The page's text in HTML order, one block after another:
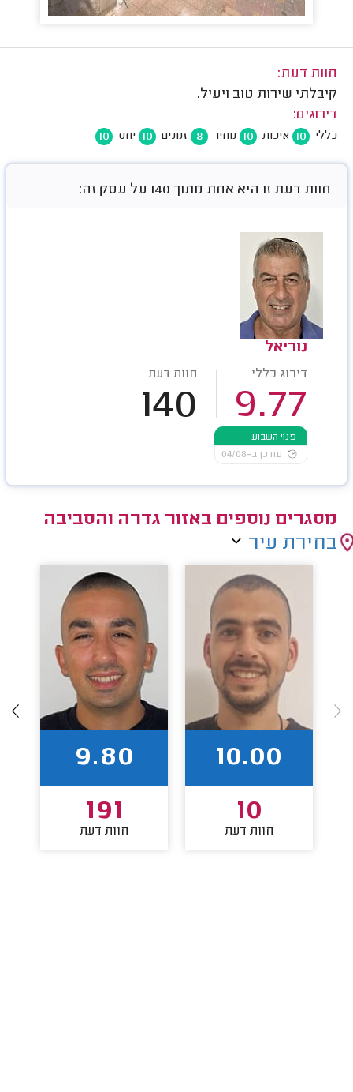
חוות דעת:
קיבלתי שירות טוב ויעיל.
דירוגים:
כללי 10 איכות 10 מחיר 8 זמנים 10 יחס 10
חוות דעת זו היא אחת מתוך 140 על עסק זה:
נוריאל
דירוג כללי
9.77
חוות דעת
140
פנוי השבוע
עודכן ב-04/08
מסגרים נוספים באזור גדרה והסביבה
בחירת עיר
10.00
10
חוות דעת
9.80
191
חוות דעת